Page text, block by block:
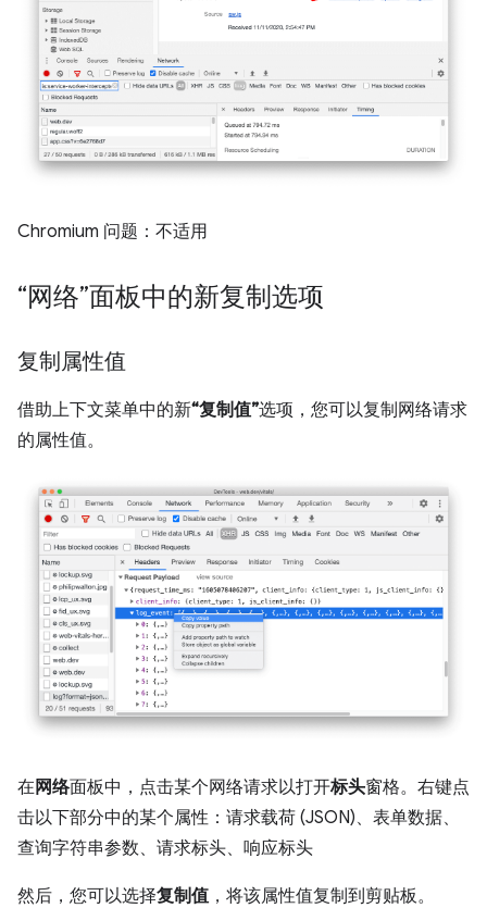
Chromium 问题：不适用
“网络”面板中的新复制选项
复制属性值
借助上下文菜单中的新“复制值”选项，您可以复制网络请求
的属性值。
在 网络面板中，点击某个网络请求以打开标头窗格。右键点
击以下部分中的某个属性：请求载荷 (JSON)、表单数据、
查询字符串参数、请求标头、响应标头
然后，您可以选择复制值 ，将该属性值复制到剪贴板。